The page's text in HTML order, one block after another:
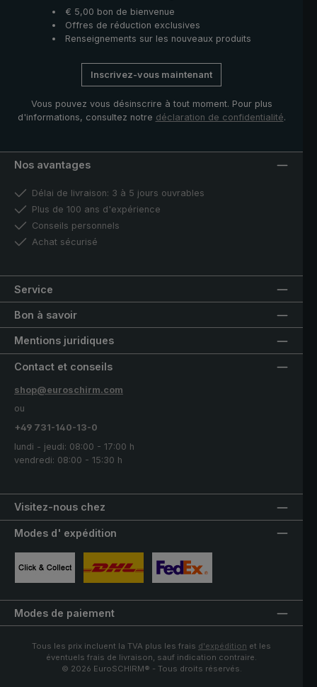
€ 5,00 bon de bienvenue
Offres de réduction exclusives
Renseignements sur les nouveaux produits
Inscrivez-vous maintenant
Vous pouvez vous désinscrire à tout moment. Pour plus
d'informations, consultez notre déclaration de confidentialité.
Nos avantages
Délai de livraison: 3 à 5 jours ouvrables
Plus de 100 ans d'expérience
Conseils personnels
Achat sécurisé
Service
Bon à savoir
Mentions juridiques
Visitez-nous chez
Contact et conseils
shop@euroschirm.com
ou
+49 731-140-13-0
lundi - jeudi: 08:00 - 17:00 h
vendredi: 08:00 - 15:30 h
Modes d' expédition
Modes de paiement
Tous les prix incluent la TVA plus les frais d'expédition et les
éventuels frais de livraison, sauf indication contraire.
© 2026 EuroSCHIRM® - Tous droits réservés.